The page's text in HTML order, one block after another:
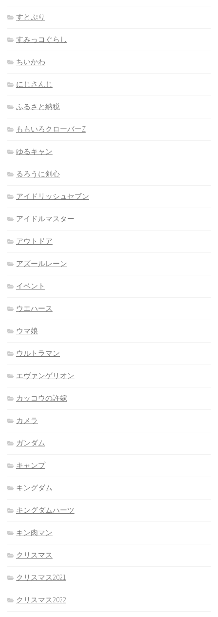
すとぷり
すみっコぐらし
ちいかわ
にじさんじ
ふるさと納税
ももいろクローバーZ
ゆるキャン
るろうに剣心
アイドリッシュセブン
アイドルマスター
アウトドア
アズールレーン
イベント
ウエハース
ウマ娘
ウルトラマン
エヴァンゲリオン
カッコウの許嫁
カメラ
ガンダム
キャンプ
キングダム
キングダムハーツ
キン肉マン
クリスマス
クリスマス2021
クリスマス2022